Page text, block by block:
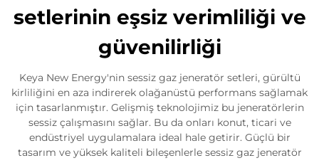
setlerinin eşsiz verimliliği ve
güvenilirliği
Keya New Energy'nin sessiz gaz jeneratör setleri, gürültü
kirliliğini en aza indirerek olağanüstü performans sağlamak
için tasarlanmıştır. Gelişmiş teknolojimiz bu jeneratörlerin
sessiz çalışmasını sağlar. Bu da onları konut, ticari ve
endüstriyel uygulamalara ideal hale getirir. Güçlü bir
tasarım ve yüksek kaliteli bileşenlerle sessiz gaz jeneratör